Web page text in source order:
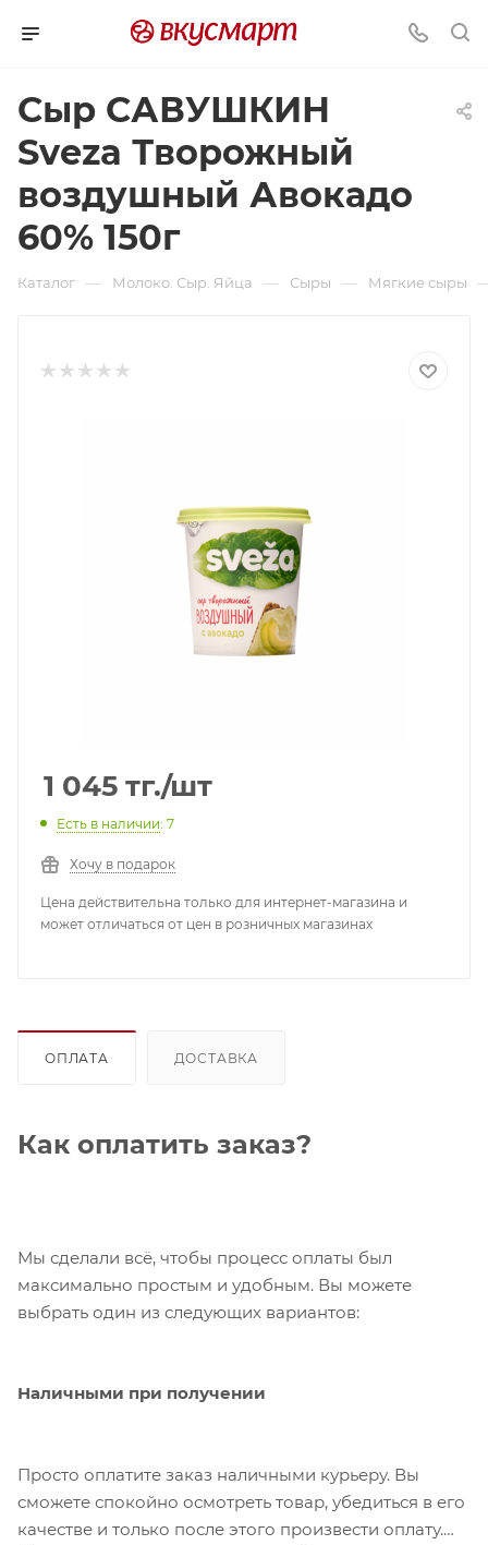
Сыр САВУШКИН
Sveza Творожный
воздушный Авокадо
60% 150г
Каталог — Молоко. Сыр. Яйца — Сыры — Мягкие сыры
1 045 тг./шт
Есть в наличии: 7
Хочу в подарок
Цена действительна только для интернет-магазина и
может отличаться от цен в розничных магазинах
ОПЛАТА ДОСТАВКА
Как оплатить заказ?
Мы сделали всё, чтобы процесс оплаты был
максимально простым и удобным. Вы можете
выбрать один из следующих вариантов:
Наличными при получении
Просто оплатите заказ наличными курьеру. Вы
сможете спокойно осмотреть товар, убедиться в его
качестве и только после этого произвести оплату.